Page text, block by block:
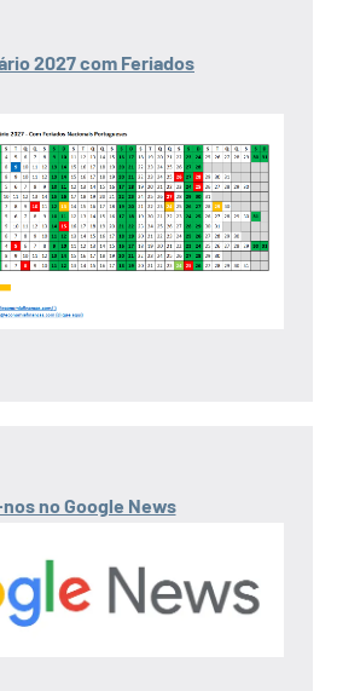
2027 com Feriados
no Google News